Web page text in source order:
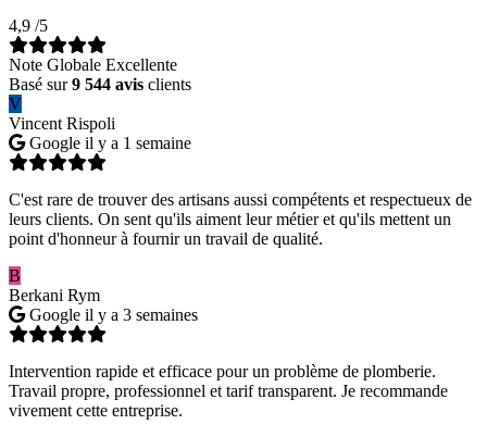
4,9 /5
Note Globale Excellente
Basé sur9 544 avis clients
V
Vincent Rispoli
Google il y a 1 semaine
C'est rare de trouver des artisans aussi compétents et respectueux de
leurs clients. On sent qu'ils aiment leur métier et qu'ils mettent un
point d'honneur à fournir un travail de qualité.
B
Berkani Rym
Google il y a 3 semaines
Intervention rapide et efficace pour un problème de plomberie.
Travail propre, professionnel et tarif transparent. Je recommande
vivement cette entreprise.